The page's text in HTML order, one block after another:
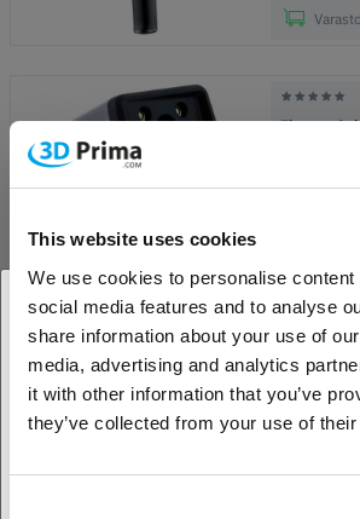
This website uses cookies
We use cookies to personalise
social media features and to analyse
share information about your use of
media, advertising and analytics
it with other information that you’ve
they’ve collected from your use of
Einscan
EinScan H2
€6 249,00
Oletko yritys- vai
Yritysasiakas